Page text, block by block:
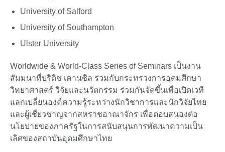
University of Salford
University of Southampton
Ulster University
Worldwide & World-Class Series of Seminars เป็นงาน
สัมมนาที่บริติช เคานซิล ร่วมกับกระทรวงการอุดมศึกษา
วิทยาศาสตร์ วิจัยและนวัตกรรม ร่วมกันจัดขึ้นเพื่อเปิดเวที
แลกเปลี่ยนองค์ความรู้ระหว่างนักวิชาการและนักวิจัยไทย
และผู้เชี่ยวชาญจากสหราชอาณาจักร เพื่อตอบสนองต่อ
นโยบายของภาครัฐในการสนับสนุนการพัฒนาความเป็น
เลิศของสถาบันอุดมศึกษาไทย